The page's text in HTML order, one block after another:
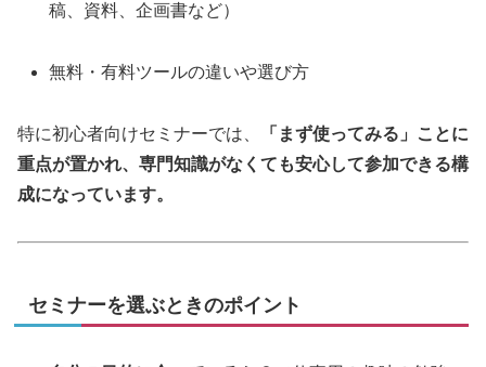
稿、資料、企画書など）
無料・有料ツールの違いや選び方
特に初心者向けセミナーでは、
「まず使ってみる」ことに
重点が置かれ、専門知識がなくても安心して参加できる構
成になっています。
セミナーを選ぶときのポイント